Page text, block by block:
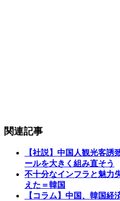
関連記事
【社説】中国人観光客
ールを大きく組み直そう
不十分なインフラと魅力
えた＝韓国
【コラム】中国、韓国経